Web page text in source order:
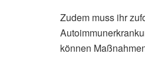
Zudem muss ihr
können